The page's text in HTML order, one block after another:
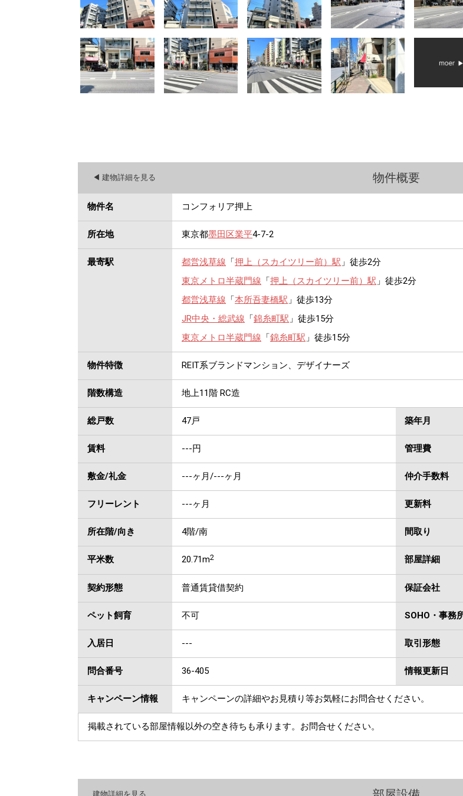
物件概要
◀︎ 建物詳細を見る
物件名 コンフォリア押上
所在地 東京都墨田区業平4-7-2
最寄駅 都営浅草線 「押上（スカイツリー前）駅 」徒歩2分
東京メトロ半蔵門線 「押上（スカイツリー前）駅 」徒歩2分
都営浅草線 「本所吾妻橋駅 」徒歩13分
JR中央・総武線 「錦糸町駅 」徒歩15分
東京メトロ半蔵門線 「錦糸町駅 」徒歩15分
物件特徴 REIT系ブランドマンション、デザイナーズ
階数構造 地上11階 RC造
総戸数 47戸 築年月
賃料 ---円 管理費
敷金/礼金 ---ヶ月/---ヶ月 仲介手数料
フリーレント ---ヶ月 更新料
所在階/向き 4階/南 間取り
平米数 20.71m2 部屋詳細
契約形態 普通賃貸借契約 保証会社
ペット飼育 不可 SOHO・事務
入居日 --- 取引形態
問合番号 36-405 情報更新日
キャンペーン情報 キャンペーンの詳細やお見積り等お気軽にお問合せください。
掲載されている部屋情報以外の空き待ちも承ります。お問合せください。
建物詳細を見る